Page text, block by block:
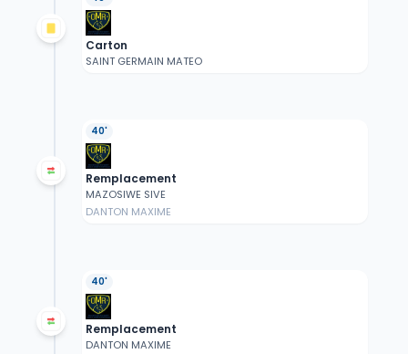
Carton
SAINT GERMAIN MATEO
40'
Remplacement
MAZOSIWE SIVE
DANTON MAXIME
40'
Remplacement
DANTON MAXIME